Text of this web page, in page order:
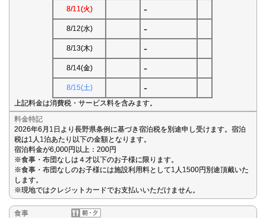
8/11(火) -
8/12(水) -
8/13(木) -
8/14(金) -
8/15(土) -
上記料金は消費税・サービス料を含みます。
料金特記
2026年6月1日より長野県条例に基づき宿泊税を別途申し受けます。宿泊
税は1人1泊あたり以下の金額となります。
宿泊料金が6,000円以上：200円
※食事・布団なしは４才以下のお子様に限ります。
※食事・布団なしのお子様には施設利用料として1人1500円別途頂戴いた
します。
※現地ではクレジットカードでお支払いいただけません。
食事